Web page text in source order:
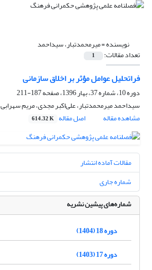
نویسنده =میرمحمدتبار، سیداحمد
تعداد مقالات: 1
فراتحلیل عوامل مؤثر بر اخلاق سازمانی
دوره 10، شماره 37، بهار 1396، صفحه
187-211
سیداحمد میرمحمدتبار، علی‌اکبر مجدی، مریم سهرابی
مشاهده مقاله
اصل مقاله 614.32 K
مقالات آماده انتشار
شماره جاری
شماره‌های پیشین نشریه
دوره 18 (1404)
دوره 17 (1403)